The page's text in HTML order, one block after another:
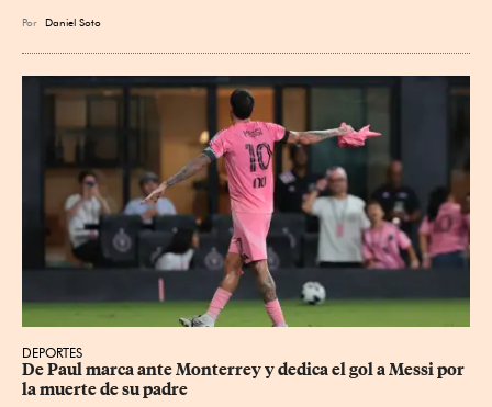
Por Daniel Soto
DEPORTES
De Paul marca ante Monterrey y dedica el gol a Messi por
la muerte de su padre